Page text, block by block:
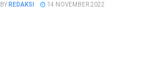
BY REDAKSI 14 NOVEMBER 2022